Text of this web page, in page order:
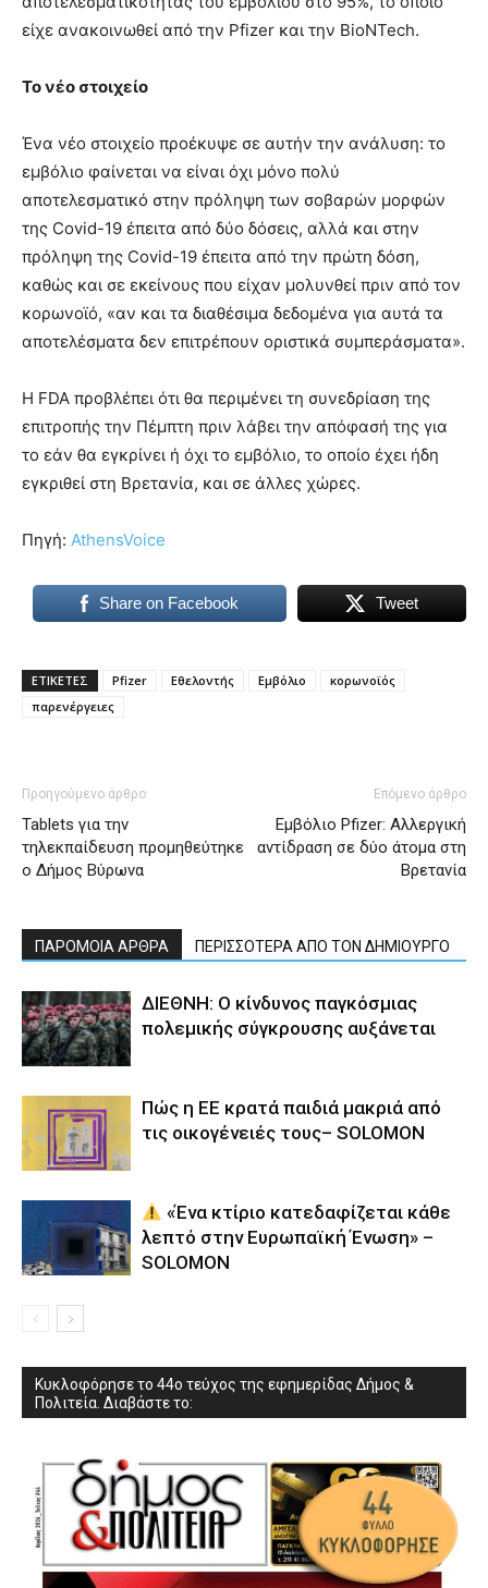
είχε ανακοινωθεί από την Pfizer και την BioNTech.
Το νέο στοιχείο
Ένα νέο στοιχείο προέκυψε σε αυτήν την ανάλυση: το
εμβόλιο φαίνεται να είναι όχι μόνο πολύ
αποτελεσματικό στην πρόληψη των σοβαρών μορφών
της Covid-19 έπειτα από δύο δόσεις, αλλά και στην
πρόληψη της Covid-19 έπειτα από την πρώτη δόση,
καθώς και σε εκείνους που είχαν μολυνθεί πριν από τον
κορωνοϊό, «αν και τα διαθέσιμα δεδομένα για αυτά τα
αποτελέσματα δεν επιτρέπουν οριστικά συμπεράσματα».
Η FDA προβλέπει ότι θα περιμένει τη συνεδρίαση της
επιτροπής την Πέμπτη πριν λάβει την απόφασή της για
το εάν θα εγκρίνει ή όχι το εμβόλιο, το οποίο έχει ήδη
εγκριθεί στη Βρετανία, και σε άλλες χώρες.
Πηγή: AthensVoice
Share on Facebook Tweet
ΕΤΙΚΕΤΕΣ Pfizer Εθελοντής Εμβόλιο
κορωνοϊός
παρενέργειες
Προηγούμενο άρθρο
Tablets για την
τηλεκπαίδευση προμηθεύτηκε
ο Δήμος Βύρωνα
Επόμενο άρθρο
Εμβόλιο Pfizer: Αλλεργική
αντίδραση σε δύο άτομα στη
Βρετανία
ΠΑΡΟΜΟΙΑ ΑΡΘΡΑ ΠΕΡΙΣΣΟΤΕΡΑ ΑΠΟ ΤΟΝ ΔΗΜΙΟΥΡΓΟ
ΔΙΕΘΝΗ: Ο κίνδυνος παγκόσμιας
πολεμικής σύγκρουσης αυξάνεται
Πώς η ΕΕ κρατά παιδιά μακριά από
τις οικογένειές τους– SOLOMON
«Ένα κτίριο κατεδαφίζεται κάθε
λεπτό στην Ευρωπαϊκή Ένωση» –
SOLOMON
Κυκλοφόρησε το 44ο τεύχος της εφημερίδας Δήμος &
Πολιτεία. Διαβάστε το: